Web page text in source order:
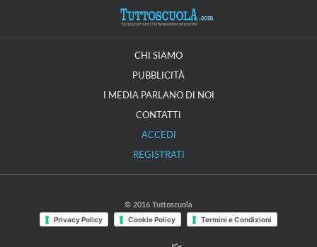
CHI SIAMO
PUBBLICITÀ
I MEDIA PARLANO DI NOI
CONTATTI
ACCEDI
REGISTRATI
© 2016 Tuttoscuola
Privacy Policy Cookie Policy Termini e Condizioni